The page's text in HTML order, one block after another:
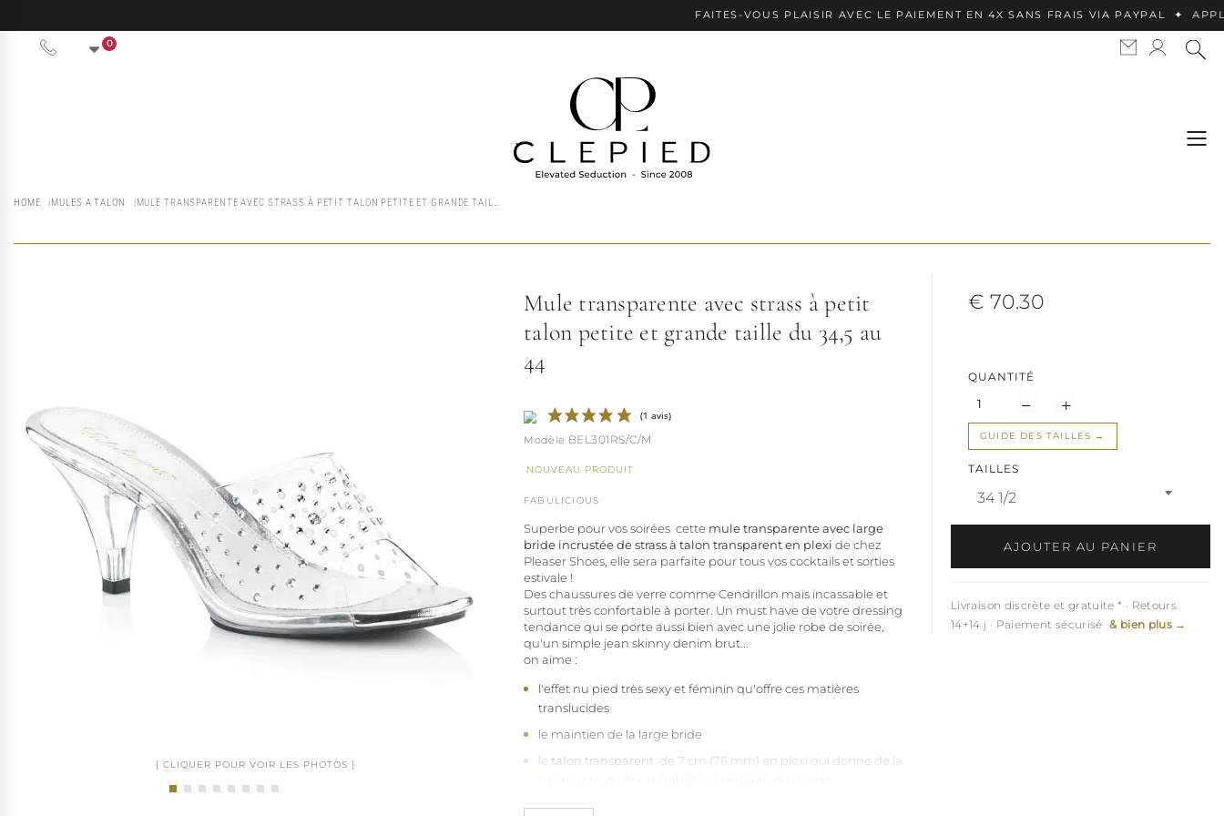
FAITES-VOUS PLAISIR AVEC LE PAIEMENT EN 4X SANS FRAIS VIA PAYPAL ✦ APPLE PAY
0
HOME MULES A TALON MULE TRANSPARENTE AVEC STRASS À PETIT TALON PETITE ET GRANDE TAILLE DU 34,5 AU 44
Mule transparente avec strass à petit
talon petite et grande taille du 34,5 au
44
BEL301RS/C/M
NOUVEAU PRODUIT
FABULICIOUS
Superbe pour vos soirées cette mule transparente avec large
bride incrustée de strass à talon transparent en plexi de chez
Pleaser Shoes, elle sera parfaite pour tous vos cocktails et sorties
estivale !
Des chaussures de verre comme Cendrillon mais incassable et
surtout très confortable à porter. Un must have de votre dressing
tendance qui se porte aussi bien avec une jolie robe de soirée,
qu'un simple jean skinny denim brut...
on aime :
l'effet nu pied très sexy et féminin qu'offre ces matières
translucides
le maintien de la large bride
le talon transparent de 7 cm (76 mm) en plexi qui donne de la
la semelle de confort à base de mousse de latex haute densité
€ 70.30
QUANTITÉ
GUIDE DES TAILLES
TAILLES
34 1/2
AJOUTER AU PANIER
Livraison discrète et gratuite * · Retours
14+14 j · Paiement sécurisé & bien plus →